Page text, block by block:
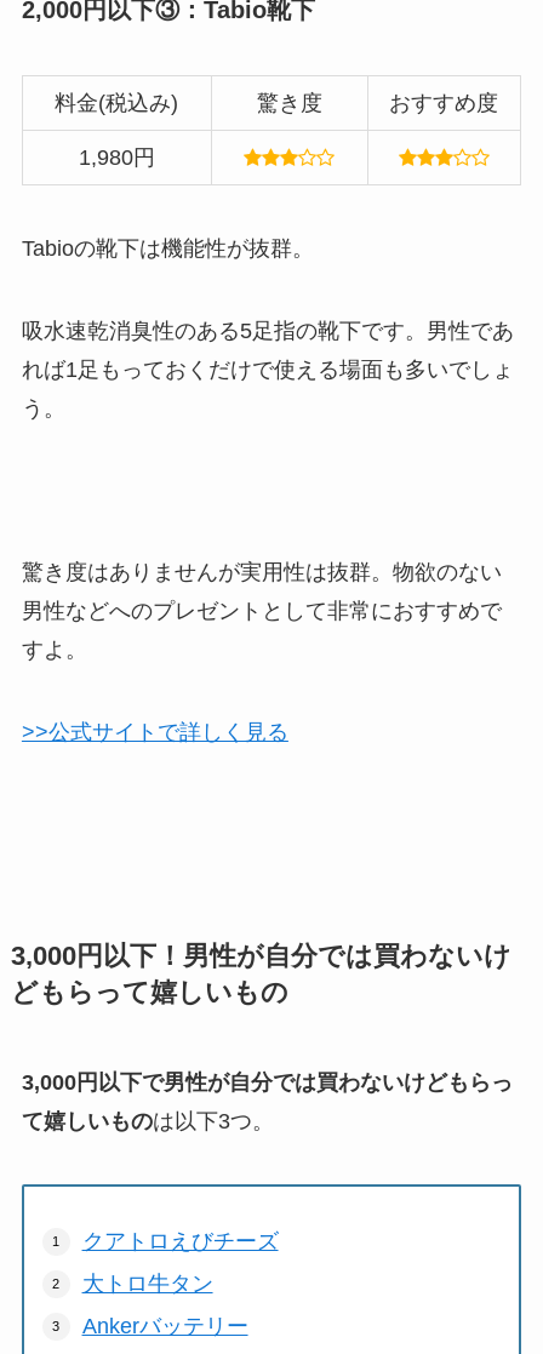
2,000円以下③：Tabio靴下
料金(税込み) 驚き度 おすすめ度
1,980円
Tabioの靴下は機能性が抜群。
吸水速乾消臭性のある5足指の靴下です。男性であ
れば1足もっておくだけで使える場面も多いでしょ
う。
驚き度はありませんが実用性は抜群。物欲のない
男性などへのプレゼントとして非常におすすめで
すよ。
>>公式サイトで詳しく見る
3,000円以下！男性が自分では買わないけ
どもらって嬉しいもの
3,000円以下で男性が自分では買わないけどもらっ
て嬉しいものは以下3つ。
クアトロえびチーズ
大トロ牛タン
Ankerバッテリー